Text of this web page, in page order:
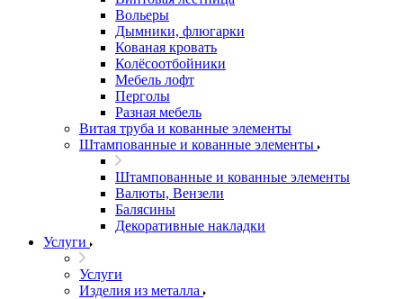
Вольеры
Дымники, флюгарки
Кованая кровать
Колёсоотбойники
Мебель лофт
Перголы
Разная мебель
Витая труба и кованные элементы
Штампованные и кованные элементы
Штампованные и кованные элементы
Валюты, Вензели
Балясины
Декоративные накладки
Услуги
Услуги
Изделия из металла